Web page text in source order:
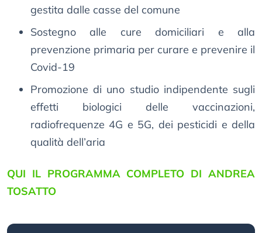
gestita dalle casse del comune
Sostegno alle cure domiciliari e alla
prevenzione primaria per curare e prevenire il
Covid-19
Promozione di uno studio indipendente sugli
effetti biologici delle vaccinazioni,
radiofrequenze 4G e 5G, dei pesticidi e della
qualità dell’aria
QUI IL PROGRAMMA COMPLETO DI ANDREA
TOSATTO